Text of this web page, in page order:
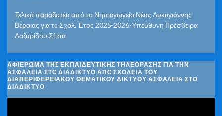
Τελικά παραδοτέα από το Νηπιαγωγείο Νέας Λυκογιάννης
Βέροιας για το Σχολ. Έτος 2025-2026-Υπεύθυνη Πρέσβειρα
Λαζαρίδου Σίτσα
ΑΦΙΈΡΩΜΑ ΤΗΣ ΕΚΠΑΙΔΕΥΤΙΚΉΣ ΤΗΛΕΌΡΑΣΗΣ ΓΙΑ ΤΗΝ
ΑΣΦΆΛΕΙΑ ΣΤΟ ΔΙΑΔΊΚΤΥΟ ΑΠΌ ΣΧΟΛΕΊΑ ΤΟΥ
ΔΙΑΠΕΡΙΦΕΡΕΙΑΚΟΎ ΘΕΜΑΤΙΚΟΎ ΔΙΚΤΎΟΥ ΑΣΦΆΛΕΙΑ ΣΤΟ
ΔΙΑΔΊΚΤΥΟ